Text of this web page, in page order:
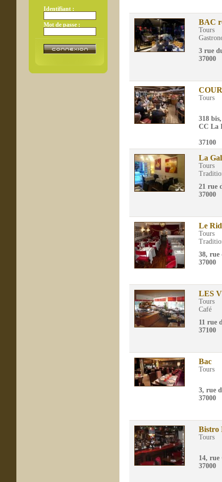
Identifiant :
Mot de passe : BAC
Tours
3 rue
37000
Tours
318
CC La
37100
La
Tours
21 rue
37000
Le
Tours
38, rue
37000
LES
Tours
Café
11 rue
37100
Bac
Tours
3, rue
37000
Bistro
Tours
14, rue
37000